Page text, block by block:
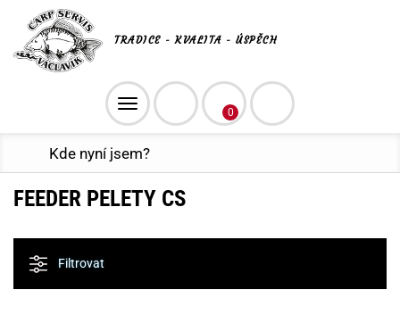
TRADICE - KVALITA - ÚSPĚCH
Toggle
navigation
0
Kde nyní jsem?
FEEDER PELETY CS
Filtrovat